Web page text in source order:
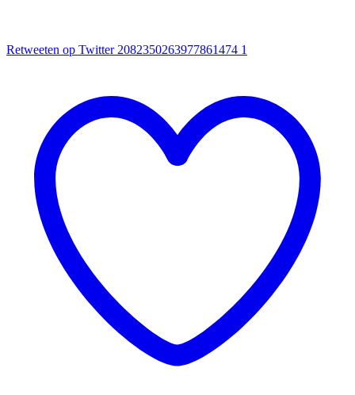
Retweeten op Twitter 2082350263977861474 1